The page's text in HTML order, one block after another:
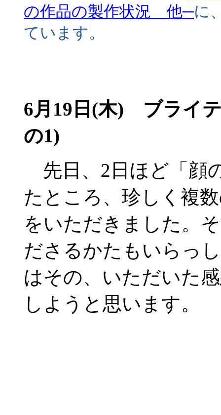
の作品の製作状況 他─に
ています。
6月19日(木) ブライ
の1)
先日、2日ほど「顔
たところ、珍しく複
をいただきました。
ださるかたもいらっ
はその、いただいた
しようと思います。